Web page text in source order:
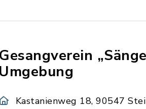
Gesangverein
Umgebung
Kastanienweg 18, 90547